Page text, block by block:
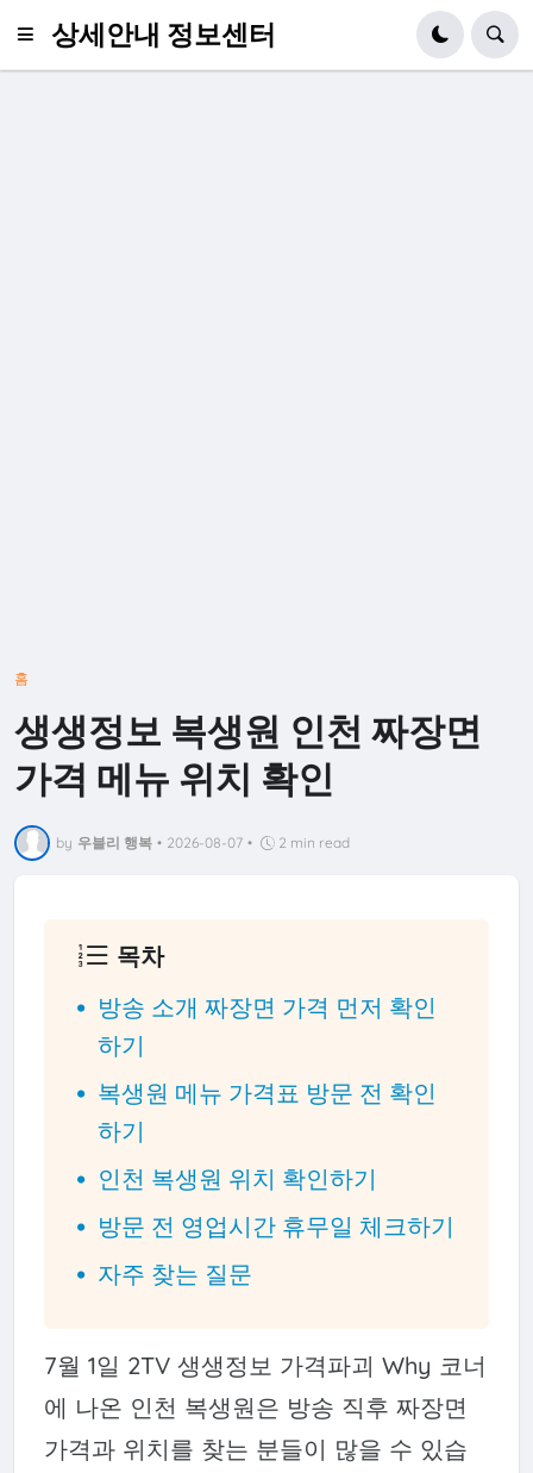
상세안내 정보센터
홈
생생정보 복생원 인천 짜장면
가격 메뉴 위치 확인
by 우블리 행복 • 2026-08-07 • 2 min read
목차
방송 소개 짜장면 가격 먼저 확인
하기
복생원 메뉴 가격표 방문 전 확인
하기
인천 복생원 위치 확인하기
방문 전 영업시간 휴무일 체크하기
자주 찾는 질문
7월 1일 2TV 생생정보 가격파괴 Why 코너
에 나온 인천 복생원은 방송 직후 짜장면
가격과 위치를 찾는 분들이 많을 수 있습